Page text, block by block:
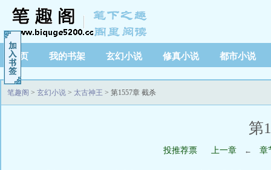
首页 我的书架 玄幻小说 修真小说 都市小说
笔趣阁 > 玄幻小说 > 太古神王 > 第1557章 截杀
第
投推荐票 上一章 ← 章